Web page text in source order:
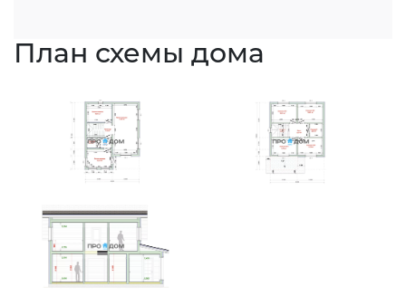
План схемы дома